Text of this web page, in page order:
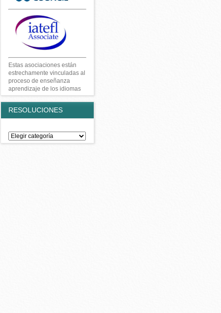
Estas asociaciones están
estrechamente vinculadas al
proceso de enseñanza
aprendizaje de los idiomas
RESOLUCIONES